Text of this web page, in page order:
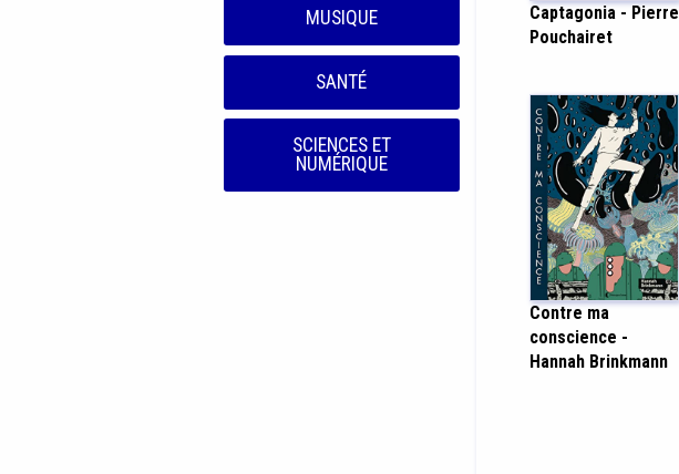
MUSIQUE
SANTÉ
SCIENCES ET
NUMÉRIQUE
Captagonia - Pierre
Pouchairet
Contre ma
conscience -
Hannah Brinkmann